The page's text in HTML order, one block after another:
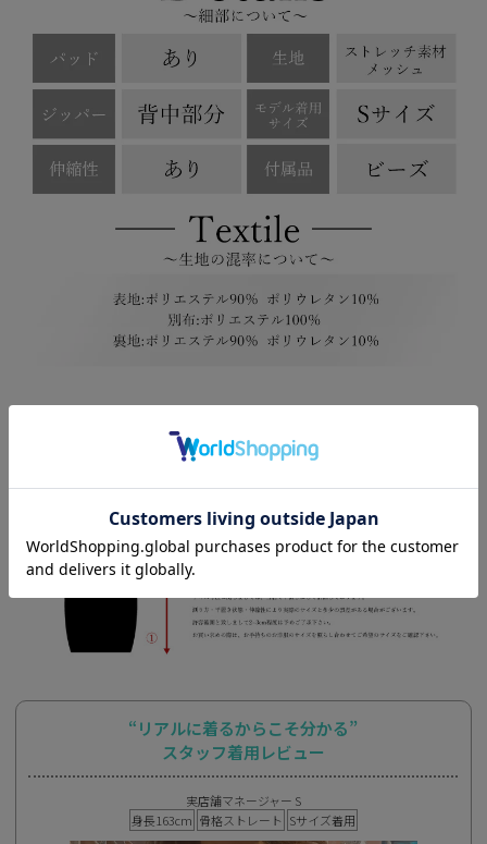
“リアルに着るからこそ分かる”
スタッフ着用レビュー
実店舗マネージャー S
身長163cm 骨格ストレート Sサイズ着用